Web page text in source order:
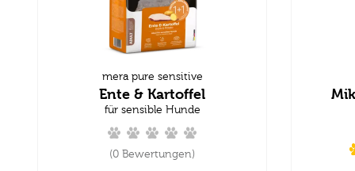
mera pure sensitive
Ente & Kartoffel
für sensible Hunde
(0 Bewertungen)